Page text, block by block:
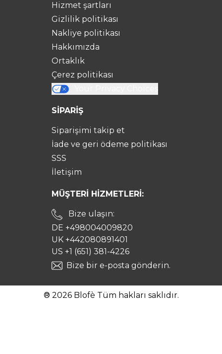
Hizmet şartları
Gizlilik politikası
Nakliye politikası
Hakkımızda
Ortaklık
Çerez politikası
SİPARİŞ
Siparişimi takip et
İade ve geri ödeme politikası
SSS
İletişim
MÜŞTERİ HİZMETLERİ:
Bize ulaşın:
DE +498004009820
UK +442080891401
US +1 (651) 381-4226
Bize bir e-posta gönderin.
® 2026 Blofè Tüm hakları saklıdır.